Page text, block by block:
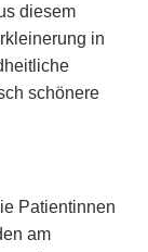
diesem
in
schönere
Patientinnen
am